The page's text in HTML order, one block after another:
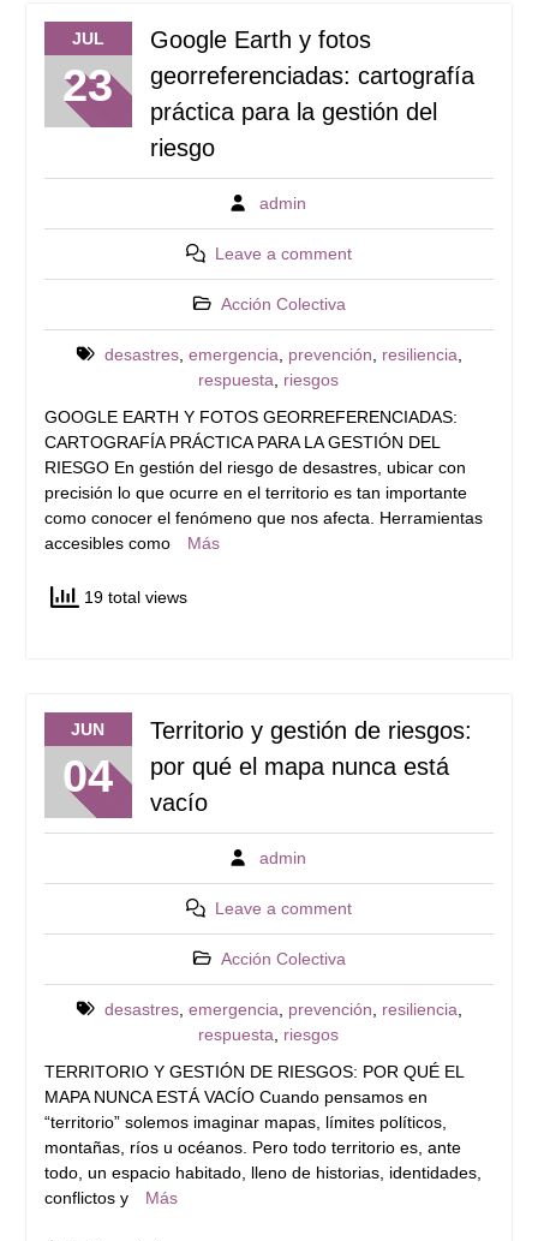
JUL
23
Google Earth y fotos
georreferenciadas: cartografía
práctica para la gestión del
riesgo
admin
Leave a comment
Acción Colectiva
desastres, emergencia prevención resiliencia
respuesta
riesgos
GOOGLE EARTH Y FOTOS GEORREFERENCIADAS:
CARTOGRAFÍA PRÁCTICA PARA LA GESTIÓN DEL
RIESGO En gestión del riesgo de desastres, ubicar con
precisión lo que ocurre en el territorio es tan importante
como conocer el fenómeno que nos afecta. Herramientas
accesibles como
Más
19 total views
JUN
04
Territorio y gestión de riesgos:
por qué el mapa nunca está
vacío
admin
Leave a comment
Acción Colectiva
desastres, emergencia, prevención, resiliencia,
respuesta, riesgos
TERRITORIO Y GESTIÓN DE RIESGOS: POR QUÉ EL
MAPA NUNCA ESTÁ VACÍO Cuando pensamos en
“territorio” solemos imaginar mapas, límites políticos,
montañas, ríos u océanos. Pero todo territorio es, ante
todo, un espacio habitado, lleno de historias, identidades,
conflictos y
Más